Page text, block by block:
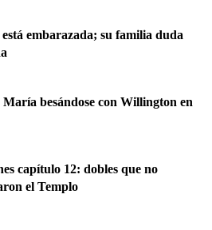
embarazada; su familia duda
besándose con Willington en
capítulo 12: dobles que no
el Templo